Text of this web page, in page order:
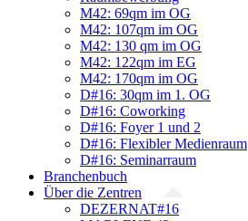
M42: 69qm im OG
M42: 107qm im OG
M42: 130 qm im OG
M42: 122qm im EG
M42: 170qm im OG
D#16: 30qm im 1. OG
D#16: Coworking
D#16: Foyer 1 und 2
D#16: Flexibler Medienraum
D#16: Seminarraum
Branchenbuch
Über die Zentren
DEZERNAT#16